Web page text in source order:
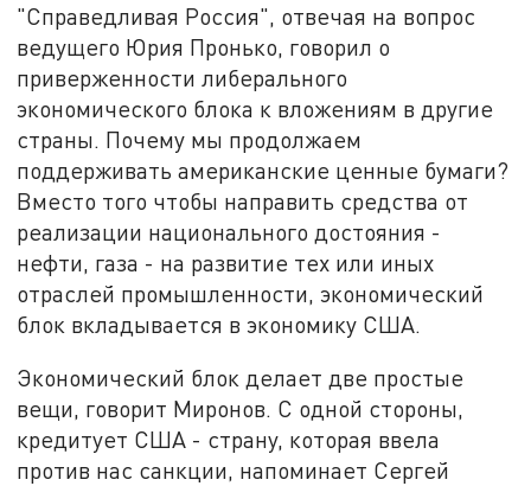
"Справедливая Россия", отвечая на вопрос
ведущего Юрия Пронько, говорил о
приверженности либерального
экономического блока к вложениям в другие
страны. Почему мы продолжаем
поддерживать американские ценные бумаги?
Вместо того чтобы направить средства от
реализации национального достояния -
нефти, газа - на развитие тех или иных
отраслей промышленности, экономический
блок вкладывается в экономику США.
Экономический блок делает две простые
вещи, говорит Миронов. С одной стороны,
кредитует США - страну, которая ввела
против нас санкции, напоминает Сергей